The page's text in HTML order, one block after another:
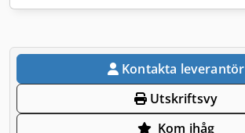
Kontakta leverantör
Utskriftsvy
Kom ihåg